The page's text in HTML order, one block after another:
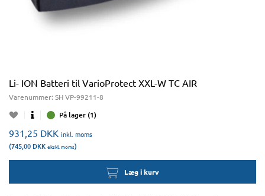
Li- ION Batteri til VarioProtect XXL-W TC AIR
Varenummer: SH VP-99211-8
På lager (1)
931,25 DKK inkl. moms
(745,00 DKK ekskl. moms)
Læg i kurv